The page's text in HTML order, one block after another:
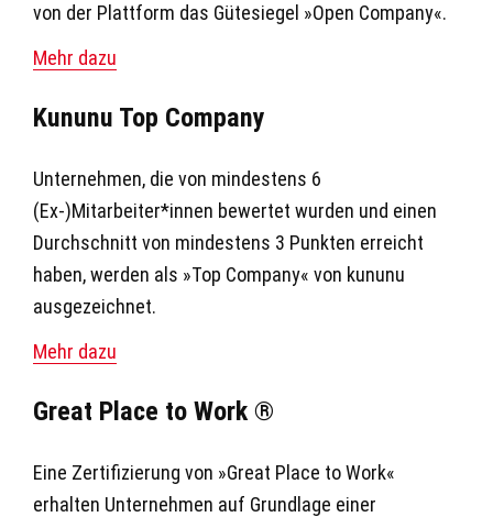
von der Plattform das Gütesiegel »Open Company«.
Mehr dazu
Kununu Top Company
Unternehmen, die von mindestens 6
(Ex-)Mitarbeiter*innen bewertet wurden und einen
Durchschnitt von mindestens 3 Punkten erreicht
haben, werden als »Top Company« von kununu
ausgezeichnet.
Mehr dazu
Great Place to Work ®
Eine Zertifizierung von »Great Place to Work«
erhalten Unternehmen auf Grundlage einer